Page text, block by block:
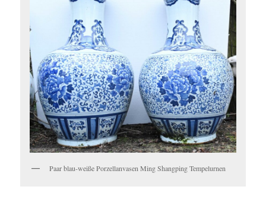
Paar blau-weiße Porzellanvasen Ming Shangping Tempelurnen